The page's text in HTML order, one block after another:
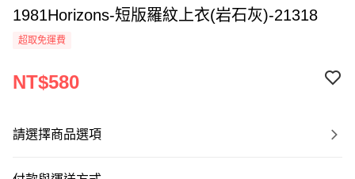
1981Horizons-短版羅紋上衣(岩石灰)-21318
超取免運費
NT$580
請選擇商品選項